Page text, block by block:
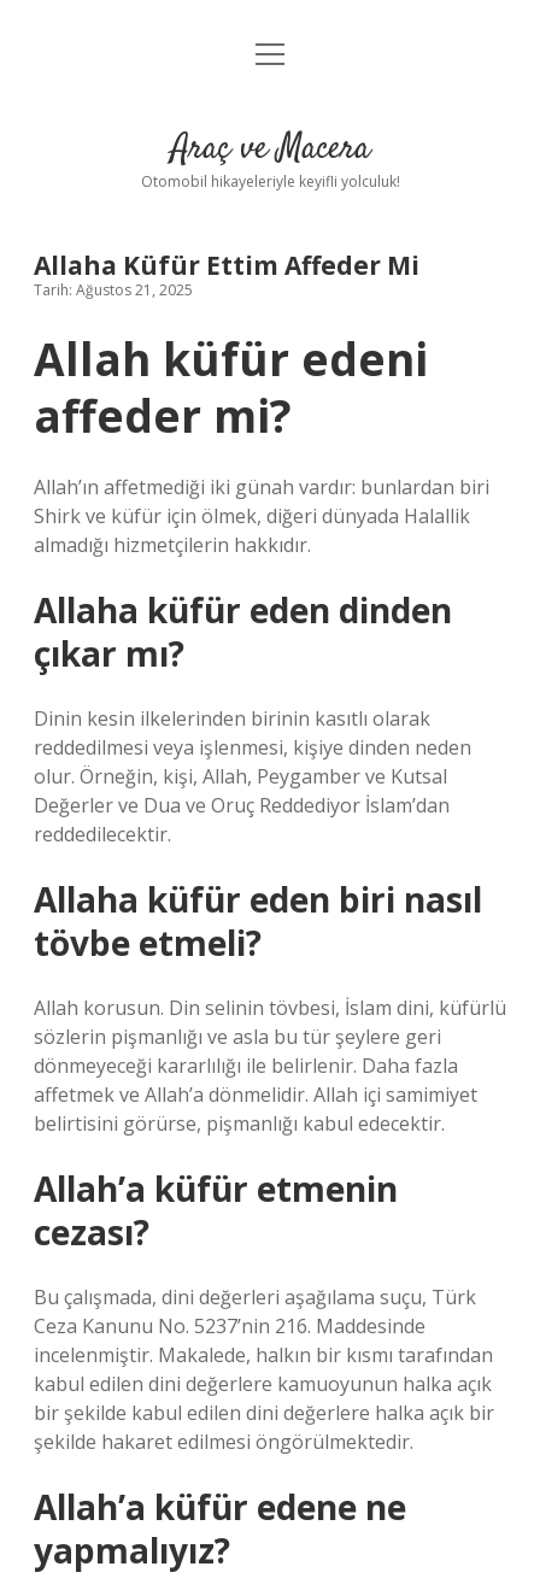
Anasayfa
Yasal Uyarı
menüyü
Araç ve Macera
Otomobil hikayeleriyle keyifli yolculuk!
Allaha Küfür Ettim Affeder Mi
Tarih: Ağustos 21, 2025
Allah küfür edeni
affeder mi?
Allah’ın affetmediği iki günah vardır: bunlardan biri
Shirk ve küfür için ölmek, diğeri dünyada Halallik
almadığı hizmetçilerin hakkıdır.
Allaha küfür eden dinden
çıkar mı?
Dinin kesin ilkelerinden birinin kasıtlı olarak
reddedilmesi veya işlenmesi, kişiye dinden neden
olur. Örneğin, kişi, Allah, Peygamber ve Kutsal
Değerler ve Dua ve Oruç Reddediyor İslam’dan
reddedilecektir.
Allaha küfür eden biri nasıl
tövbe etmeli?
Allah korusun. Din selinin tövbesi, İslam dini, küfürlü
sözlerin pişmanlığı ve asla bu tür şeylere geri
dönmeyeceği kararlılığı ile belirlenir. Daha fazla
affetmek ve Allah’a dönmelidir. Allah içi samimiyet
belirtisini görürse, pişmanlığı kabul edecektir.
Allah’a küfür etmenin
cezası?
Bu çalışmada, dini değerleri aşağılama suçu, Türk
Ceza Kanunu No. 5237’nin 216. Maddesinde
incelenmiştir. Makalede, halkın bir kısmı tarafından
kabul edilen dini değerlere kamuoyunun halka açık
bir şekilde kabul edilen dini değerlere halka açık bir
şekilde hakaret edilmesi öngörülmektedir.
Allah’a küfür edene ne
yapmalıyız?